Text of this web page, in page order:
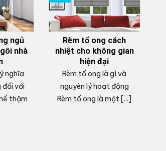
ngủ
nhà
nghĩa
với
thậm
Rèm tổ ong cách
nhiệt cho không gian
hiện đại
Rèm tổ ong là gì và
nguyên lý hoạt động
Rèm tổ ong là một [...]